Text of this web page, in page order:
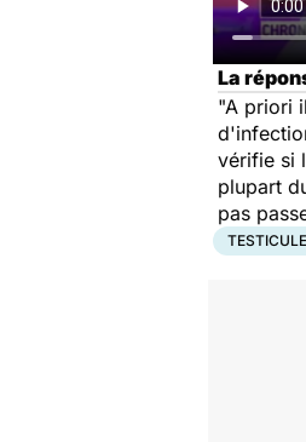
La
"A priori
vérifie si
plupart
pas